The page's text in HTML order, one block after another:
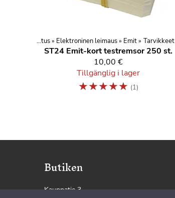
Tidtagningsapparater ja leimantarkistus‪» Elektroninen leimaus‪» Emit‪» Tarvikkeet
ST24 Emit-kort testremsor 250 st.
10,00 €
Tillgänglig i lager
☆☆☆☆☆ (1)
Butiken
Kauppatie 3